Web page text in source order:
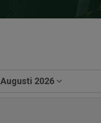
Augusti 2026